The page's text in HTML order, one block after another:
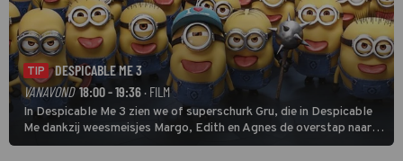
TIP
DESPICABLE ME 3
VANAVOND 18:00 - 19:36· FILM
In Despicable Me 3 zien we of superschurk Gru, die in Despicable
Me dankzij weesmeisjes Margo, Edith en Agnes de overstap naar
het rechte pad maakte, ook op dat pad weet te blijven.